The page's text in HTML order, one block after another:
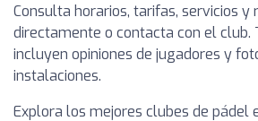
Consulta horarios, tarifas, servicios y
directamente o contacta con el club.
incluyen opiniones de jugadores y
instalaciones.
Explora los mejores clubes de pádel